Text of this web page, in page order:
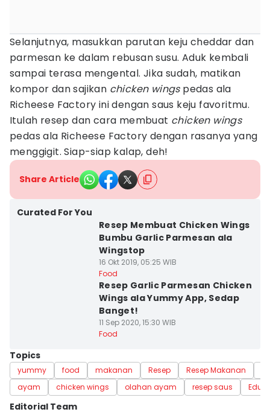
Selanjutnya, masukkan parutan keju cheddar dan
parmesan ke dalam rebusan susu. Aduk kembali
sampai terasa mengental. Jika sudah, matikan
kompor dan sajikan chicken wings pedas ala
Richeese Factory ini dengan saus keju favoritmu.
Itulah resep dan cara membuat chicken wings
pedas ala Richeese Factory dengan rasanya yang
menggigit. Siap-siap kalap, deh!
Share Article
Curated For You
Resep Membuat Chicken Wings
Bumbu Garlic Parmesan ala
Wingstop
16 Okt 2019, 05:25 WIB
Food
Resep Garlic Parmesan Chicken
Wings ala Yummy App, Sedap
Banget!
11 Sep 2020, 15:30 WIB
Food
Topics
yummy food makanan Resep Resep Makanan
ayam
chicken wings olahan ayam resep saus
Editorial Team